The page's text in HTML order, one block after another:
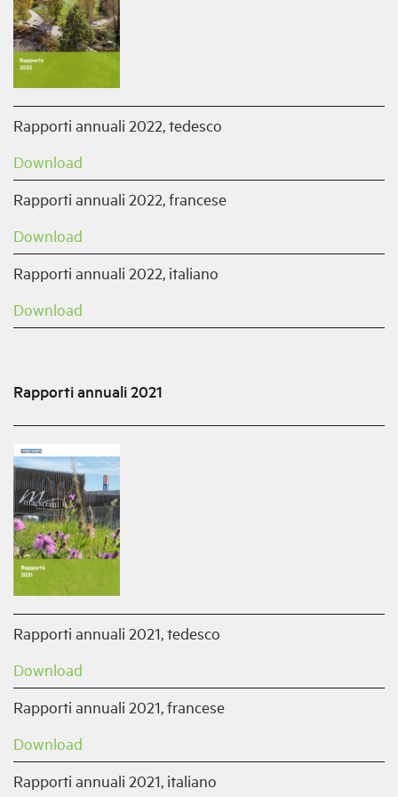
Rapporti annuali 2022, tedesco
Download
Rapporti annuali 2022, francese
Download
Rapporti annuali 2022, italiano
Download
Rapporti annuali 2021
Rapporti annuali 2021, tedesco
Download
Rapporti annuali 2021, francese
Download
Rapporti annuali 2021, italiano